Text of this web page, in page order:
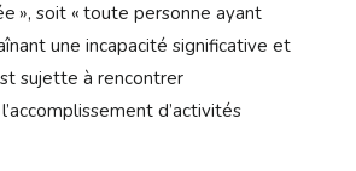
», soit « toute personne ayant
une incapacité significative et
sujette à rencontrer
d’activités